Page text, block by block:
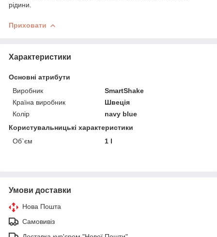
рідини.
Приховати
Характеристики
Основні атрибути
Виробник
SmartShake
Країна виробник
Швеція
Колір
navy blue
Користувальницькі характеристики
Об`єм
1 l
Умови доставки
Нова Пошта
Самовивіз